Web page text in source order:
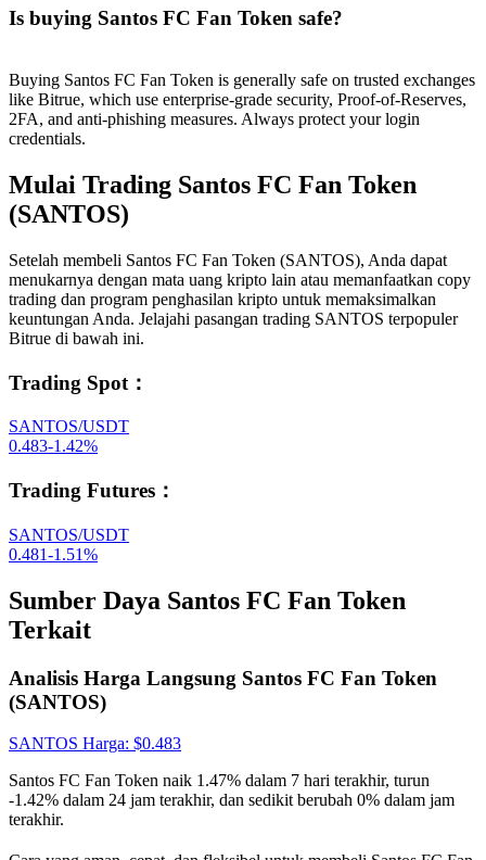
Is buying Santos FC Fan Token safe?
Buying Santos FC Fan Token is generally safe on trusted exchanges
like Bitrue, which use enterprise-grade security, Proof-of-Reserves,
2FA, and anti-phishing measures. Always protect your login
credentials.
Mulai Trading Santos FC Fan Token
(SANTOS)
Setelah membeli Santos FC Fan Token (SANTOS), Anda dapat
menukarnya dengan mata uang kripto lain atau memanfaatkan copy
trading dan program penghasilan kripto untuk memaksimalkan
keuntungan Anda. Jelajahi pasangan trading SANTOS terpopuler
Bitrue di bawah ini.
Trading Spot ：
SANTOS/USDT
0.483-1.42%
Trading Futures ：
SANTOS/USDT
0.481-1.51%
Sumber Daya Santos FC Fan Token
Terkait
Analisis Harga Langsung Santos FC Fan Token
(SANTOS)
SANTOS Harga: $0.483
Santos FC Fan Token naik 1.47% dalam 7 hari terakhir, turun
-1.42% dalam 24 jam terakhir, dan sedikit berubah 0% dalam jam
terakhir.